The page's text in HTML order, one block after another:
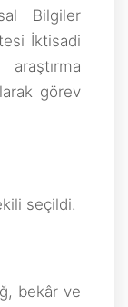
Bilgiler
İktisadi
görev
seçildi.
bekâr ve